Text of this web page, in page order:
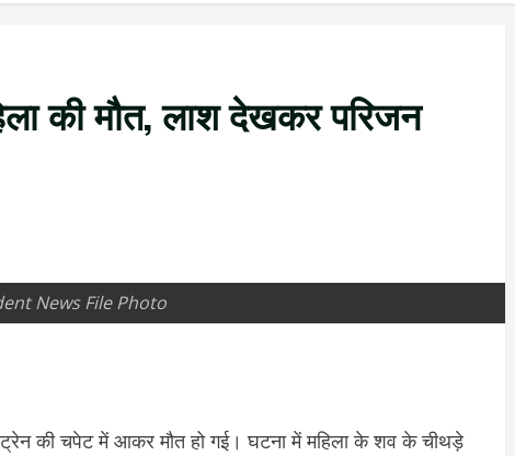
की मौत, लाश देखकर परिजन
News File Photo
की चपेट में आकर मौत हो गई। घटना में महिला के शव के चीथड़े